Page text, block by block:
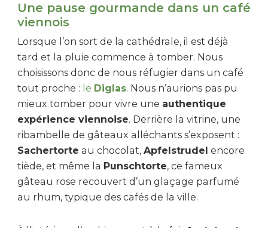
Une pause gourmande dans un café
viennois
Lorsque l’on sort de la cathédrale, il est déjà
tard et la pluie commence à tomber. Nous
choisissons donc de nous réfugier dans un café
tout proche : le Diglas. Nous n’aurions pas pu
mieux tomber pour vivre une authentique
expérience viennoise. Derrière la vitrine, une
ribambelle de gâteaux alléchants s’exposent :
Sachertorte au chocolat, Apfelstrudel encore
tiède, et même la Punschtorte, ce fameux
gâteau rose recouvert d’un glaçage parfumé
au rhum, typique des cafés de la ville.